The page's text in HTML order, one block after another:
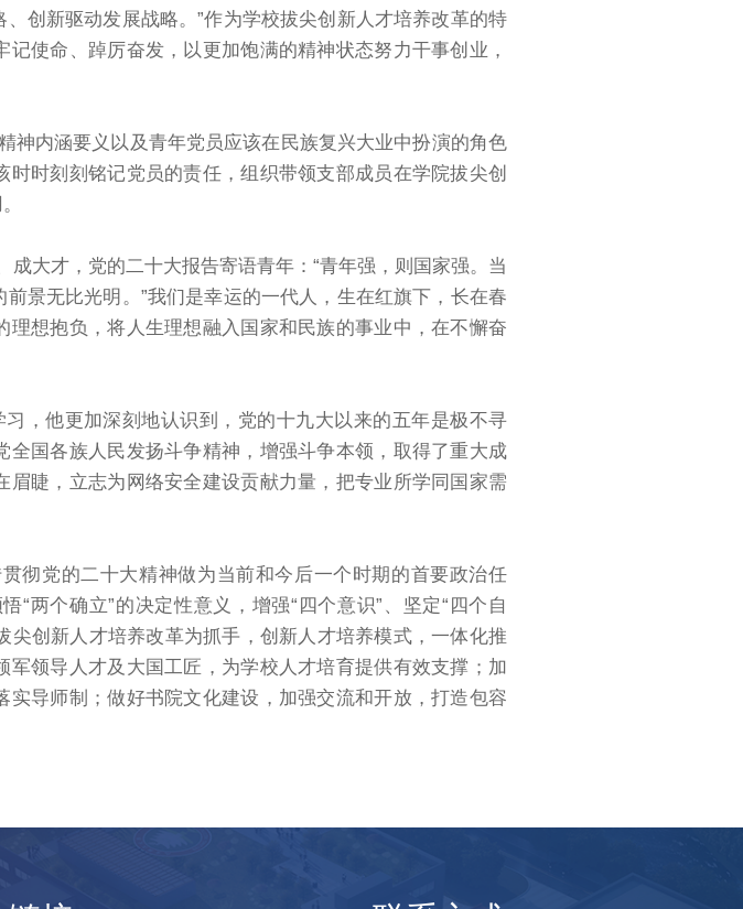
创新驱动发展战略。”作为学校拔尖创新人才培养改革的特
使命、踔厉奋发，以更加饱满的精神状态努力干事创业，
神内涵要义以及青年党员应该在民族复兴大业中扮演的角色
时刻刻铭记党员的责任，组织带领支部成员在学院拔尖创
大才，党的二十大报告寄语青年：“青年强，则国家强。当
景无比光明。”我们是幸运的一代人，生在红旗下，长在春
想抱负，将人生理想融入国家和民族的事业中，在不懈奋
，他更加深刻地认识到，党的十九大以来的五年是极不寻
国各族人民发扬斗争精神，增强斗争本领，取得了重大成
睫，立志为网络安全建设贡献力量，把专业所学同国家需
彻党的二十大精神做为当前和今后一个时期的首要政治任
两个确立”的决定性意义，增强“四个意识”、坚定“四个自
尖创新人才培养改革为抓手，创新人才培养模式，一体化推
领导人才及大国工匠，为学校人才培育提供有效支撑；加
导师制；做好书院文化建设，加强交流和开放，打造包容